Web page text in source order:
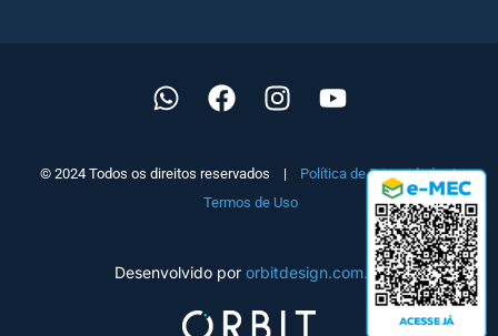
© 2024 Todos os direitos reservados | Política de Privacidade|
Termos de Uso
Desenvolvido por orbitdesign.com.br